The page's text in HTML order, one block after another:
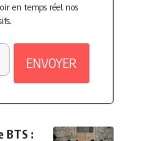
en temps réel nos
BTS :